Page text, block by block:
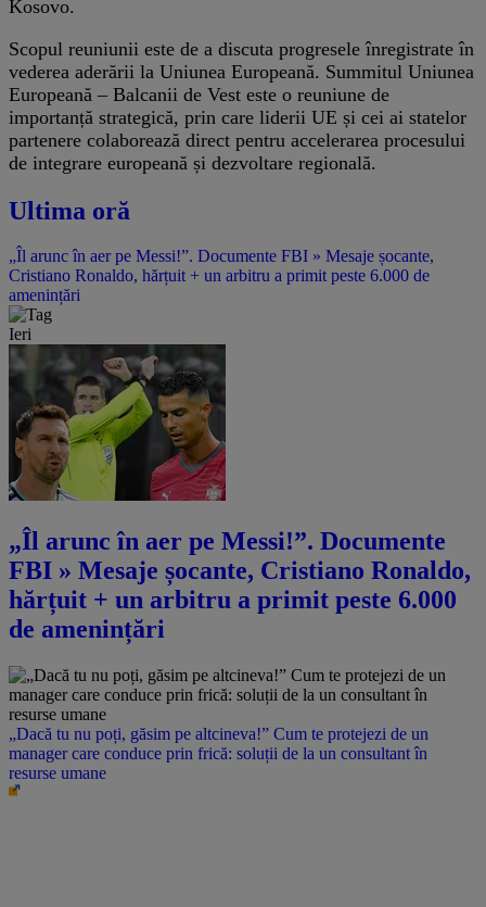
Kosovo.
Scopul reuniunii este de a discuta progresele înregistrate în
vederea aderării la Uniunea Europeană. Summitul Uniunea
Europeană – Balcanii de Vest este o reuniune de
importanță strategică, prin care liderii UE și cei ai statelor
partenere colaborează direct pentru accelerarea procesului
de integrare europeană și dezvoltare regională.
Ultima oră
„Îl arunc în aer pe Messi!”. Documente FBI » Mesaje șocante,
Cristiano Ronaldo, hărțuit + un arbitru a primit peste 6.000 de
amenințări
Ieri
„Îl arunc în aer pe Messi!”. Documente
FBI » Mesaje șocante, Cristiano Ronaldo,
hărțuit + un arbitru a primit peste 6.000
de amenințări
„Dacă tu nu poți, găsim pe altcineva!” Cum te protejezi de un
manager care conduce prin frică: soluții de la un consultant în
resurse umane